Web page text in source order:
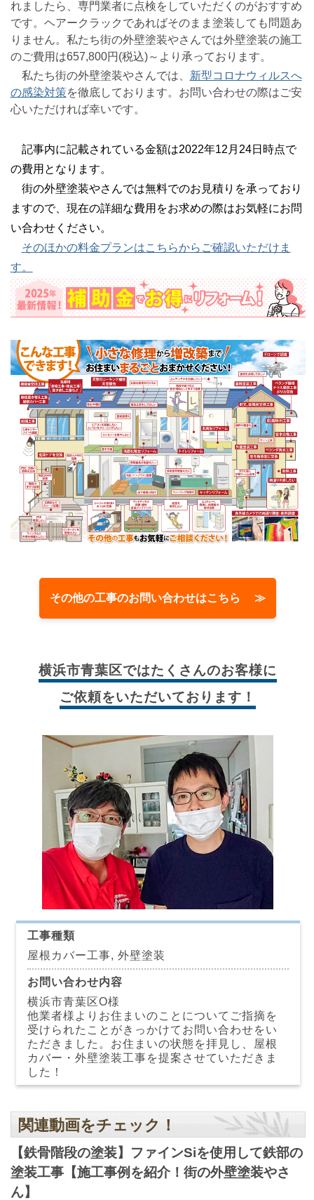
れましたら、専門業者に点検をしていただくのがおすすめ
です。ヘアークラックであればそのまま塗装しても問題あ
りません。私たち街の外壁塗装やさんでは外壁塗装の施工
のご費用は657,800円(税込)～より承っております。
私たち街の外壁塗装やさんでは、 新型コロナウィルスへ
の感染対策を徹底しております。お問い合わせの際はご安
心いただければ幸いです。
記事内に記載されている金額は2022年12月24日時点で
の費用となります。
街の外壁塗装やさんでは無料でのお見積りを承っており
ますので、現在の詳細な費用をお求めの際はお気軽にお問
い合わせください。
そのほかの料金プランはこちらからご確認いただけま
す。
その他の工事のお問い合わせはこちら ≫
横浜市青葉区ではたくさんのお客様に
ご依頼をいただいております！
工事種類
屋根カバー工事, 外壁塗装
お問い合わせ内容
横浜市青葉区O様
他業者様よりお住まいのことについてご指摘を
受けられたことがきっかけてお問い合わせをい
ただきました。お住まいの状態を拝見し、屋根
カバー・外壁塗装工事を提案させていただきま
した！
関連動画をチェック！
【鉄骨階段の塗装】ファインSiを使用して鉄部の
塗装工事【施工事例を紹介！街の外壁塗装やさ
ん】